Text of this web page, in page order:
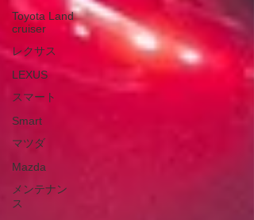
Toyota Land
cruiser
レクサス
LEXUS
スマート
Smart
マツダ
Mazda
メンテナン
ス